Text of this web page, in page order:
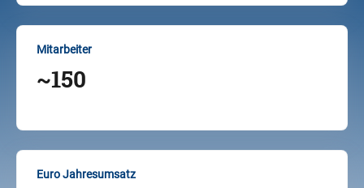
Mitarbeiter
~150
Euro Jahresumsatz